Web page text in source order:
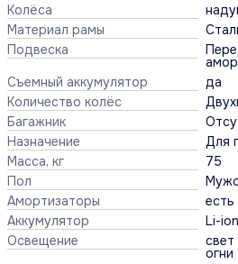
Колёса
Материал рамы
Подвеска
Съемный аккумулятор
да
Количество колёс
Багажник
Назначение
Для
Масса, кг
75
Пол
Амортизаторы
есть
Аккумулятор
Li-
Освещение
огни